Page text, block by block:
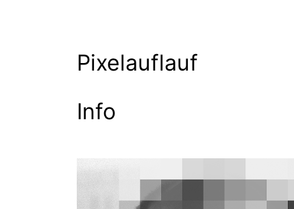
Pixelauflauf
Info